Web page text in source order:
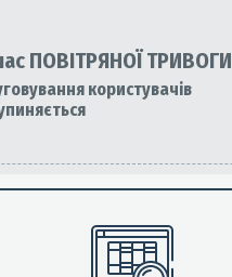
ПОВІТРЯНОЇ ТРИВОГИ
користувачів